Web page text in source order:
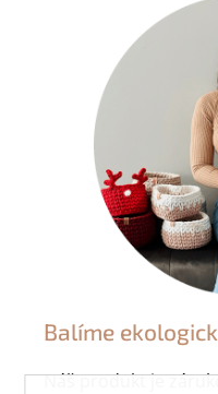
Balíme
Náš produkt je